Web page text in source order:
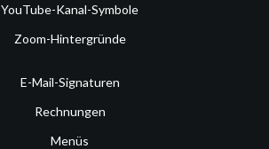
YouTube-Kanal-Symbole
Zoom-Hintergründe
E-Mail-Signaturen
Rechnungen
Menüs